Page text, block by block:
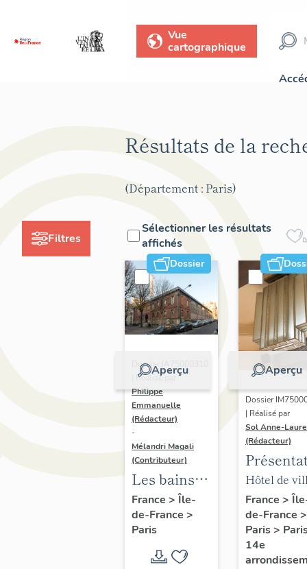
Vue
cartographique
Filtres
Résultats de la
(Département : Paris)
Sélectionner les résultats
affichés
Dossier
Aperçu
Dossier IA75000310
| Réalisé par
Philippe
Emmanuelle
(Rédacteur)
-
Mélandri Magali
(Contributeur)
Les bains
douches
municipaux
de la ville
de Paris
France > Île-
de-France >
Paris
Aperçu
Dossier
| Réalisé par
Sol Anne-Laure
(Rédacteur)
du
de la
annexe
Hôtel de
annexe
France >
de-France >
Paris>
14e